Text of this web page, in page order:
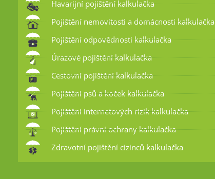
Havarijní pojištění kalkulačka
Pojištění nemovitosti a domácnosti kalkulačka
Pojištění odpovědnosti kalkulačka
Úrazové pojištění kalkulačka
Cestovní pojištění kalkulačka
Pojištění psů a koček kalkulačka
Pojištění internetových rizik kalkulačka
Pojištění právní ochrany kalkulačka
Zdravotní pojištění cizinců kalkulačka